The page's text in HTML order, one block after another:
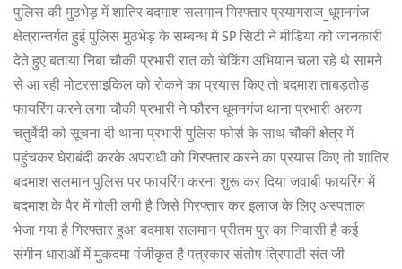
पुलिस की मुठभेड़ में शातिर बदमाश सलमान गिरफ्तार प्रयागराज_धूमनगंज
क्षेत्रान्तर्गत हुई पुलिस मुठभेड़ के सम्बन्ध में SP सिटी ने मीडिया को जानकारी
देते हुए बताया निबा चौकी प्रभारी रात को चेकिंग अभियान चला रहे थे सामने
से आ रही मोटरसाइकिल को रोकने का प्रयास किए तो बदमाश ताबड़तोड़
फायरिंग करने लगा चौकी प्रभारी ने फौरन धूमनगंज थाना प्रभारी अरुण
चतुर्वेदी को सूचना दी थाना प्रभारी पुलिस फोर्स के साथ चौकी क्षेत्र में
पहुंचकर घेराबंदी करके अपराधी को गिरफ्तार करने का प्रयास किए तो शातिर
बदमाश सलमान पुलिस पर फायरिंग करना शुरू कर दिया जवाबी फायरिंग में
बदमाश के पैर में गोली लगी है जिसे गिरफ्तार कर इलाज के लिए अस्पताल
भेजा गया है गिरफ्तार हुआ बदमाश सलमान प्रीतम पुर का निवासी है कई
संगीन धाराओं में मुकदमा पंजीकृत है पत्रकार संतोष त्रिपाठी संत जी